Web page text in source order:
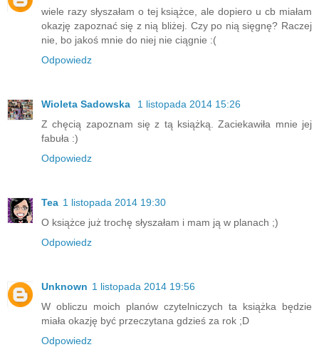
wiele razy słyszałam o tej książce, ale dopiero u cb miałam
okazję zapoznać się z nią bliżej. Czy po nią sięgnę? Raczej
nie, bo jakoś mnie do niej nie ciągnie :(
Odpowiedz
Wioleta Sadowska
1 listopada 2014 15:26
Z chęcią zapoznam się z tą książką. Zaciekawiła mnie jej
fabuła :)
Odpowiedz
Tea 1 listopada 2014 19:30
O książce już trochę słyszałam i mam ją w planach ;)
Odpowiedz
Unknown 1 listopada 2014 19:56
W obliczu moich planów czytelniczych ta książka będzie
miała okazję być przeczytana gdzieś za rok ;D
Odpowiedz